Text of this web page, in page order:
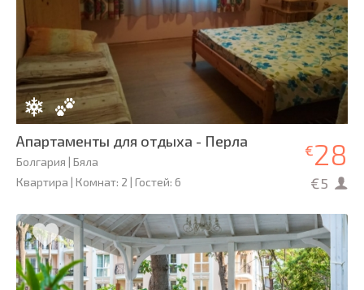
Апартаменты для отдыха - Перла
Болгария | Бяла
Квартира | Комнат: 2 | Гостей: 6
€28
€5